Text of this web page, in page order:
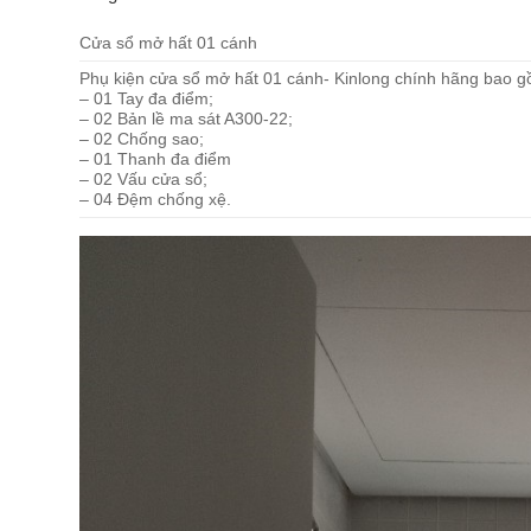
Cửa sổ mở hất 01 cánh
Phụ kiện cửa sổ mở hất 01 cánh- Kinlong chính hãng bao
– 01 Tay đa điểm;
– 02 Bản lề ma sát A300-22;
– 02 Chống sao;
– 01 Thanh đa điểm
– 02 Vấu cửa sổ;
– 04 Đệm chống xệ.